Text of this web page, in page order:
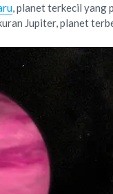
, planet terkecil yang
Jupiter, planet